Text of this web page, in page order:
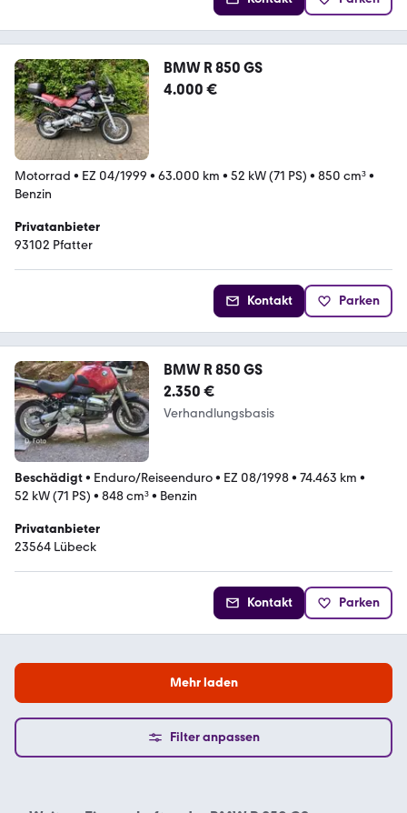
BMW R 850 GS
4.000 €
Motorrad • EZ 04/1999 • 63.000 km • 52 kW (71 PS) • 850 cm³•
Benzin
Privatanbieter
93102 Pfatter
Kontakt Parken
BMW R 850 GS
2.350 €
Verhandlungsbasis
Beschädigt• Enduro/Reiseenduro• EZ 08/1998• 74.463 km •
52 kW (71 PS) • 848 cm³• Benzin
Privatanbieter
23564 Lübeck
Kontakt Parken
Mehr laden
Filter anpassen